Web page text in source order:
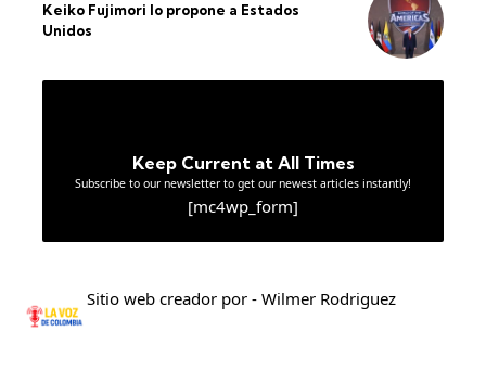
Keiko Fujimori lo propone a Estados
Unidos
Keep Current at All Times
Subscribe to our newsletter to get our newest articles instantly!
[mc4wp_form]
Sitio web creador por - Wilmer Rodriguez